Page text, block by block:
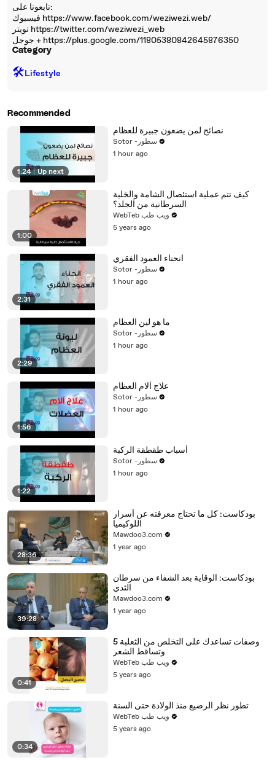
تابعونا على:
فيسبوك https://www.facebook.com/weziwezi.web/
تويتر https://twitter.com/weziwezi_web
جوجل + https://plus.google.com/11805380842645876350
Category
🛠️Lifestyle
Recommended
1:24 | Up next
نصائح لمن يضعون جبيرة للعظام
Sotor -سطور
1 hour ago
1:00
كيف تتم عملية استئصال الشامة والخلية
السرطانية من الجلد؟
WebTeb ويب طب
5 years ago
2:31
انحناء العمود الفقري
Sotor -سطور
1 hour ago
2:29
ما هو لين العظام
Sotor -سطور
1 hour ago
1:56
علاج آلام العظام
Sotor -سطور
1 hour ago
1:22
أسباب طقطقة الركبة
Sotor -سطور
1 hour ago
28:36
بودكاست: كل ما تحتاج معرفته عن أسرار
اللوكيميا
Mawdoo3.com
1 year ago
39:28
بودكاست: الوقاية بعد الشفاء من سرطان
الثدي
Mawdoo3.com
1 year ago
0:41
5 وصفات تساعدك على التخلص من الثعلبة
وتساقط الشعر
WebTeb ويب طب
5 years ago
0:34
تطور نظر الرضيع منذ الولادة حتى السنة
WebTeb ويب طب
5 years ago